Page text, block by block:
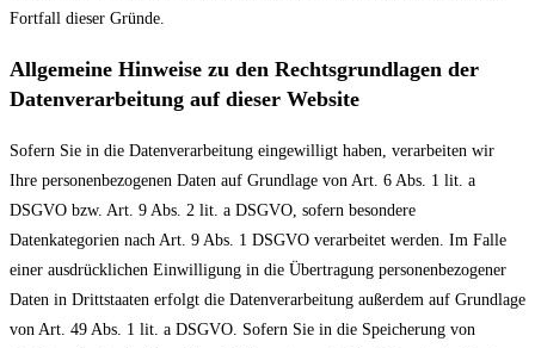
Fortfall dieser Gründe.
Allgemeine Hinweise zu den Rechtsgrundlagen der
Datenverarbeitung auf dieser Website
Sofern Sie in die Datenverarbeitung eingewilligt haben, verarbeiten wir
Ihre personenbezogenen Daten auf Grundlage von Art. 6 Abs. 1 lit. a
DSGVO bzw. Art. 9 Abs. 2 lit. a DSGVO, sofern besondere
Datenkategorien nach Art. 9 Abs. 1 DSGVO verarbeitet werden. Im Falle
einer ausdrücklichen Einwilligung in die Übertragung personenbezogener
Daten in Drittstaaten erfolgt die Datenverarbeitung außerdem auf Grundlage
von Art. 49 Abs. 1 lit. a DSGVO. Sofern Sie in die Speicherung von